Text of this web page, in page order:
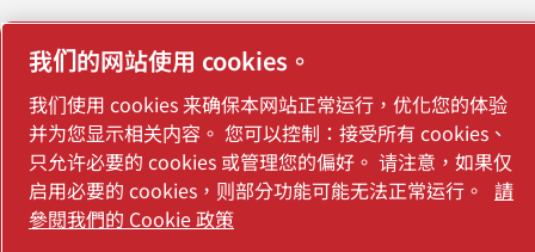
我们的网站使用 cookies。
我们使用 cookies 来确保本网站正常运行，优化您的体验
并为您显示相关内容。 您可以控制：接受所有 cookies、
只允许必要的 cookies 或管理您的偏好。 请注意，如果仅
启用必要的 cookies，则部分功能可能无法正常运行。 請
參閱我們的 Cookie 政策